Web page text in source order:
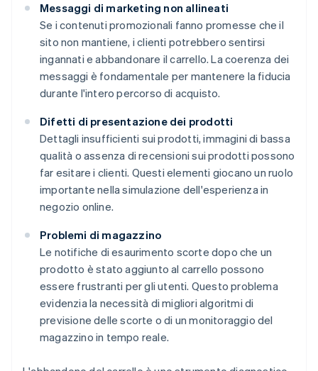
Messaggi di marketing non allineati
Se i contenuti promozionali fanno promesse che il
sito non mantiene, i clienti potrebbero sentirsi
ingannati e abbandonare il carrello. La coerenza dei
messaggi è fondamentale per mantenere la fiducia
durante l'intero percorso di acquisto.
Difetti di presentazione dei prodotti
Dettagli insufficienti sui prodotti, immagini di bassa
qualità o assenza di recensioni sui prodotti possono
far esitare i clienti. Questi elementi giocano un ruolo
importante nella simulazione dell'esperienza in
negozio online.
Problemi di magazzino
Le notifiche di esaurimento scorte dopo che un
prodotto è stato aggiunto al carrello possono
essere frustranti per gli utenti. Questo problema
evidenzia la necessità di migliori algoritmi di
previsione delle scorte o di un monitoraggio del
magazzino in tempo reale.